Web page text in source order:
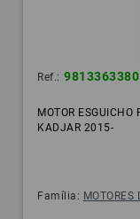
Ref.: 9813363380
MOTOR
KADJAR 2015-
Família: MOTORES